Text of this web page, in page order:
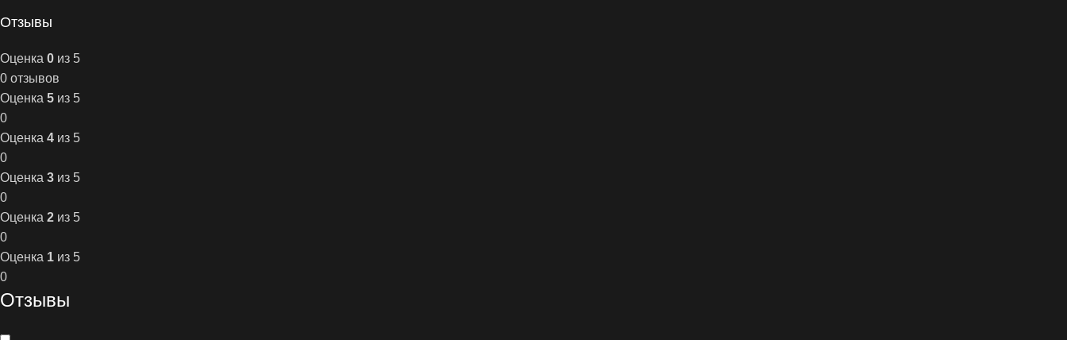
Отзывы
Оценка 0 из 5
0 отзывов
Оценка 5 из 5
0
Оценка 4 из 5
0
Оценка 3 из 5
0
Оценка 2 из 5
0
Оценка 1 из 5
0
Отзывы